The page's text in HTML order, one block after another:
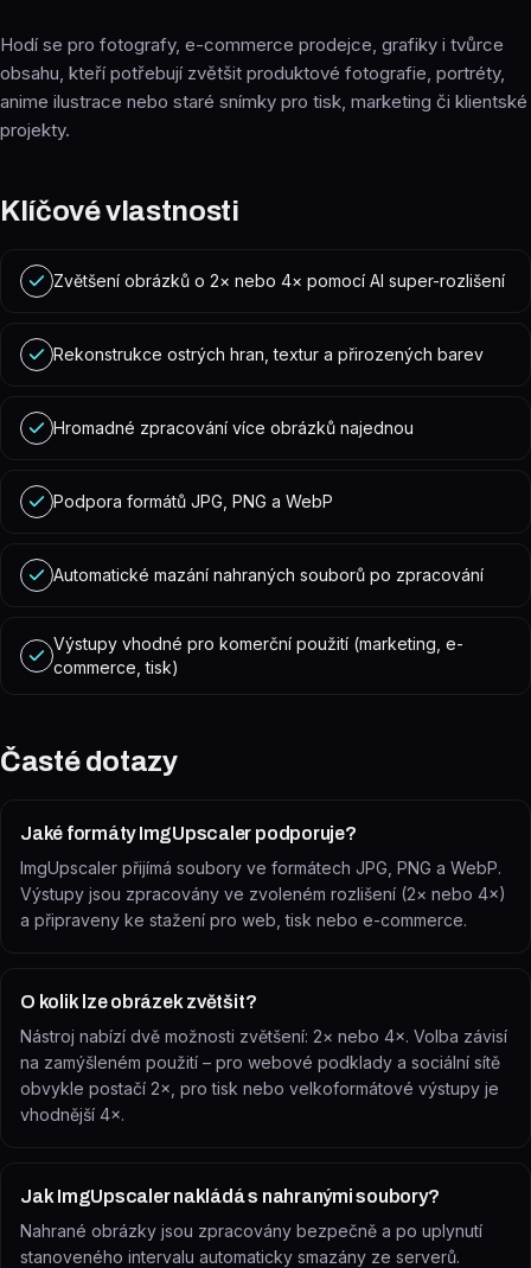
Hodí se pro fotografy, e-commerce prodejce, grafiky i tvůrce
obsahu, kteří potřebují zvětšit produktové fotografie, portréty,
anime ilustrace nebo staré snímky pro tisk, marketing či klientské
projekty.
Klíčové vlastnosti
Zvětšení obrázků o 2× nebo 4× pomocí AI super-rozlišení
Rekonstrukce ostrých hran, textur a přirozených barev
Hromadné zpracování více obrázků najednou
Podpora formátů JPG, PNG a WebP
Automatické mazání nahraných souborů po zpracování
Výstupy vhodné pro komerční použití (marketing, e-
commerce, tisk)
Časté dotazy
Jaké formáty ImgUpscaler podporuje?
ImgUpscaler přijímá soubory ve formátech JPG, PNG a WebP.
Výstupy jsou zpracovány ve zvoleném rozlišení (2× nebo 4×)
a připraveny ke stažení pro web, tisk nebo e-commerce.
O kolik lze obrázek zvětšit?
Nástroj nabízí dvě možnosti zvětšení: 2× nebo 4×. Volba závisí
na zamýšleném použití – pro webové podklady a sociální sítě
obvykle postačí 2×, pro tisk nebo velkoformátové výstupy je
vhodnější 4×.
Jak ImgUpscaler nakládá s nahranými soubory?
Nahrané obrázky jsou zpracovány bezpečně a po uplynutí
stanoveného intervalu automaticky smazány ze serverů.